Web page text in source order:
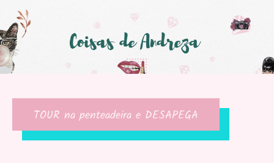
TOUR na penteadeira e DESAPEGA